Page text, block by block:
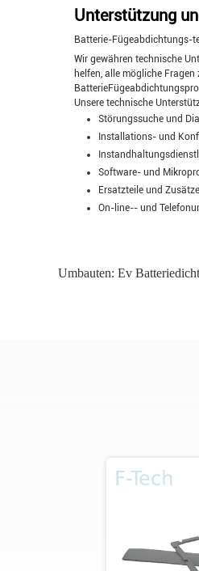
Unterstützung
Batterie-Fügeabdichtungs-
Wir gewähren technische
helfen, alle mögliche
Unsere technische
Störungssuche und
Installations- und
Software- und
Ersatzteile und Zusätze
On-line-- und
Umbauten: Ev